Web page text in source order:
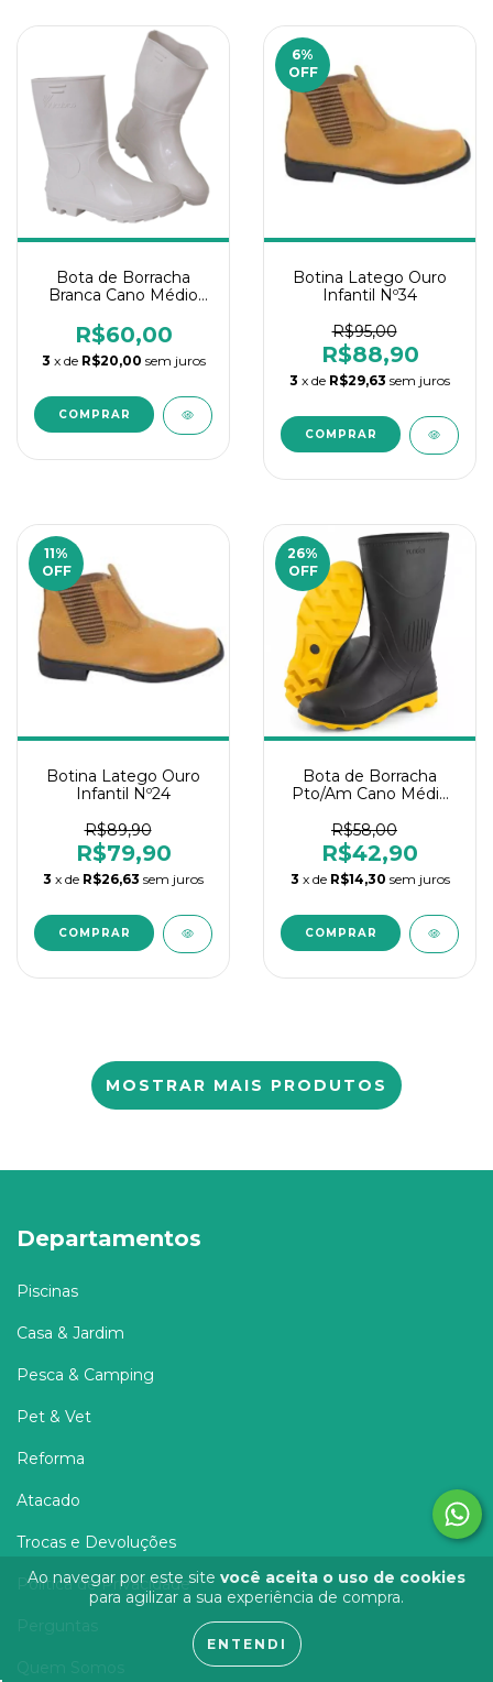
Ao navegar por este site você aceita o uso de cookies
para agilizar a sua experiência de compra.
ENTENDI
Bota de Borracha
Branca Cano Médio
R$60,00
3 x de R$20,00 sem juros
6%
OFF
Botina Latego Ouro
Infantil Nº34
R$95,00
R$88,90
3 x de R$29,63 sem juros
11%
OFF
Botina Latego Ouro
Infantil Nº24
R$89,90
R$79,90
3 x de R$26,63 sem juros
26%
OFF
Bota de Borracha
Pto/Am Cano Médio
R$58,00
R$42,90
3 x de R$14,30 sem juros
MOSTRAR MAIS PRODUTOS
Departamentos
Piscinas
Casa & Jardim
Pesca & Camping
Pet & Vet
Reforma
Atacado
Trocas e Devoluções
Política de Privacidade